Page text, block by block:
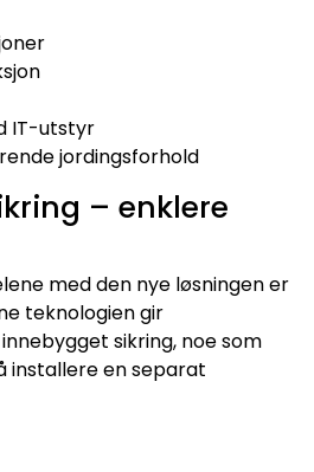
IT-utstyr
jordingsforhold
– enklere
med den nye løsningen er
teknologien gir
sikring, noe som
installere en separat